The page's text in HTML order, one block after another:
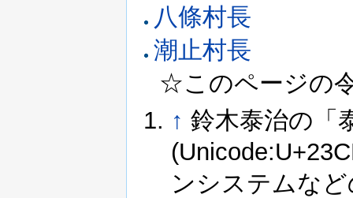
八條村長
潮止村長
☆このページの
↑ 鈴木泰治の「
ンシステムな